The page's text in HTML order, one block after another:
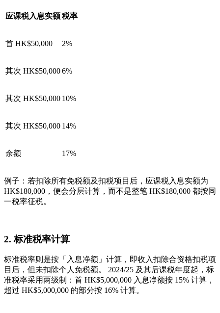
应课税入息实额税率
首 HK$50,000 2%
其次 HK$50,0006%
其次 HK$50,000 10%
其次 HK$50,000 14%
余额 17%
例子：若扣除所有免税额及扣税项目后，应课税入息实额为
HK$180,000，便会分层计算，而不是整笔 HK$180,000 都按同
一税率征税。
2. 标准税率计算
标准税率则是按「入息净额」计算，即收入扣除合资格扣税项
目后，但未扣除个人免税额。 2024/25 及其后课税年度起，标
准税率采用两级制：首 HK$5,000,000 入息净额按 15% 计算，
超过 HK$5,000,000 的部分按 16% 计算。